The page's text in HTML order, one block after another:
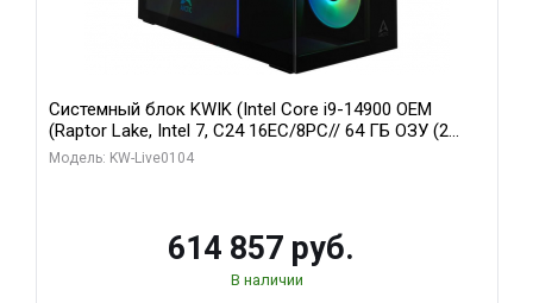
Системный блок KWIK (Intel Core i9-14900 OEM
(Raptor Lake, Intel 7, C24 16EC/8PC// 64 ГБ ОЗУ (2
модуля)/ Afox RTX4090 24GB GDDR6X 384-Bit 3xDP
Модель: KW-Live0104
614 857 руб.
В наличии